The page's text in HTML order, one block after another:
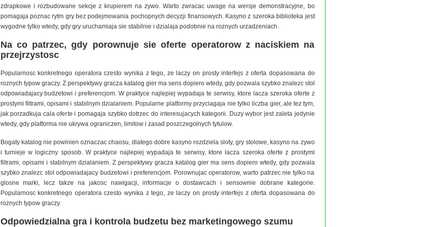
zdrapkowe i rozbudowane sekcje z krupierem na zywo. Warto zwracac uwage na wersje demonstracyjne, bo
pomagaja poznac rytm gry bez podejmowania pochopnych decyzji finansowych. Kasyno z szeroka biblioteka jest
wygodne tylko wtedy, gdy gry uruchamiaja sie stabilnie i dzialaja podobnie na roznych urzadzeniach.
Na co patrzec, gdy porownuje sie oferte operatorow z naciskiem na
przejrzystosc
Popularnosc konkretnego operatora czesto wynika z tego, ze laczy on prosty interfejs z oferta dopasowana do
roznych typow graczy. Z perspektywy gracza katalog gier ma sens dopiero wtedy, gdy pozwala szybko znalezc stol
odpowiadajacy budzetowi i preferencjom. W praktyce najlepiej wypadaja te serwisy, ktore lacza szeroka oferte z
prostymi filtrami, opisami i stabilnym dzialaniem. Popularne platformy przyciagaja nie tylko liczba gier, ale tez tym,
jak porzadkuja cala oferte i pomagaja szybko dotrzec do interesujacych kategorii. Duzy wybor jest zaleta jedynie
wtedy, gdy platforma nie ukrywa ograniczen, limitow i zasad poszczegolnych tytulow.
Bogaty katalog nie powinien oznaczac chaosu, dlatego dobre kasyno rozdziela sloty, gry stolowe, kasyno na zywo
i turnieje w logiczny sposob. W praktyce najlepiej wypadaja te serwisy, ktore lacza szeroka oferte z prostymi
filtrami, opisami i stabilnym dzialaniem. Z perspektywy gracza katalog gier ma sens dopiero wtedy, gdy pozwala
szybko znalezc stol odpowiadajacy budzetowi i preferencjom. Porownujac operatorow, warto patrzec nie tylko na
glosne marki, lecz takze na jakosc nawigacji, informacje o dostawcach i sensownie dobrane kategorie.
Popularnosc konkretnego operatora czesto wynika z tego, ze laczy on prosty interfejs z oferta dopasowana do
roznych typow graczy.
Odpowiedzialna gra i kontrola budzetu bez marketingowego szumu